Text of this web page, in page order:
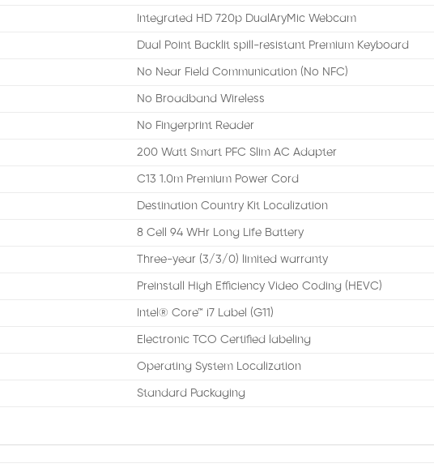
Integrated HD 720p DualAryMic Webcam
Dual Point Backlit spill-resistant Premium Keyboard
No Near Field Communication (No NFC)
No Broadband Wireless
No Fingerprint Reader
200 Watt Smart PFC Slim AC Adapter
C13 1.0m Premium Power Cord
Destination Country Kit Localization
8 Cell 94 WHr Long Life Battery
Three-year (3/3/0) limited warranty
Preinstall High Efficiency Video Coding (HEVC)
Intel® Core™ i7 Label (G11)
Electronic TCO Certified labeling
Operating System Localization
Standard Packaging